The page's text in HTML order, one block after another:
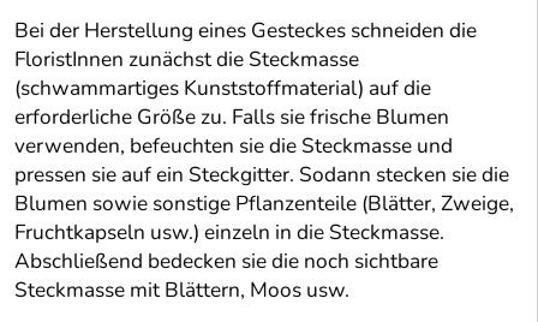
Bei der Herstellung eines Gesteckes schneiden die
FloristInnen zunächst die Steckmasse
(schwammartiges Kunststoffmaterial) auf die
erforderliche Größe zu. Falls sie frische Blumen
verwenden, befeuchten sie die Steckmasse und
pressen sie auf ein Steckgitter. Sodann stecken sie die
Blumen sowie sonstige Pflanzenteile (Blätter, Zweige,
Fruchtkapseln usw.) einzeln in die Steckmasse.
Abschließend bedecken sie die noch sichtbare
Steckmasse mit Blättern, Moos usw.